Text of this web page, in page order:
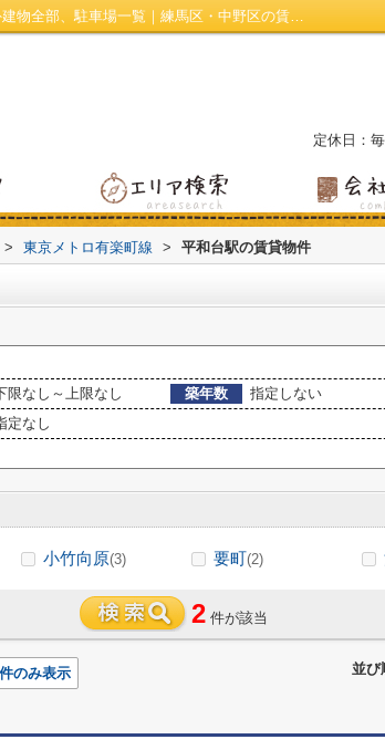
平和台駅の賃貸、店舗、事務所、土地(賃貸)、住宅以外建物全部、駐車場一覧｜練馬区・中野区の賃貸｜センチュリー21オリオン
定休日：
> 東京メトロ有楽町線 > 平和台駅の賃貸物件
限なし～上限なし 築年数
指定しない
定なし
小竹向原(3) 要町(2)
2 件が該当
並び
のみ表示